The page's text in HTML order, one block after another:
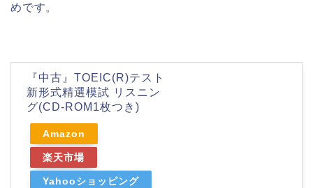
めです。
『中古』TOEIC(R)テスト
新形式精選模試 リスニン
グ(CD-ROM1枚つき)
Amazon
楽天市場
Yahooショッピング